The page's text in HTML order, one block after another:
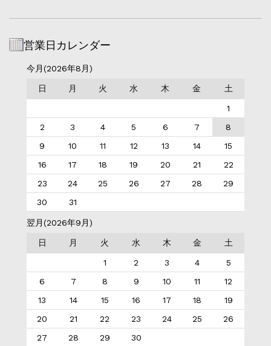
営業日カレンダー
今月(2026年8月)
日 月 火 水 木 金 土
1
2
3 4 5 6 7
8
9
10 11 12 13 14
15
16
17 18 19 20 21
22
23
24 25 26 27 28
29
30
31
翌月(2026年9月)
日 月 火 水 木 金 土
1 2 3 4
5
6
7 8 9 10 11
12
13
14 15 16 17 18
19
20
21 22 23 24 25
26
27
28 29 30